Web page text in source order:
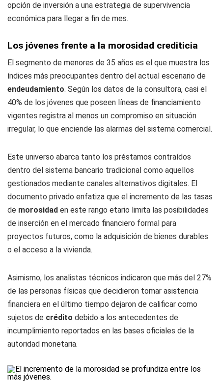
opción de inversión a una estrategia de supervivencia
económica para llegar a fin de mes.
Los jóvenes frente a la morosidad crediticia
El segmento de menores de 35 años es el que muestra los
índices más preocupantes dentro del actual escenario de
endeudamiento. Según los datos de la consultora, casi el
40% de los jóvenes que poseen líneas de financiamiento
vigentes registra al menos un compromiso en situación
irregular, lo que enciende las alarmas del sistema comercial.
Este universo abarca tanto los préstamos contraídos
dentro del sistema bancario tradicional como aquellos
gestionados mediante canales alternativos digitales. El
documento privado enfatiza que el incremento de las tasas
de morosidad en este rango etario limita las posibilidades
de inserción en el mercado financiero formal para
proyectos futuros, como la adquisición de bienes durables
o el acceso a la vivienda.
Asimismo, los analistas técnicos indicaron que más del 27%
de las personas físicas que decidieron tomar asistencia
financiera en el último tiempo dejaron de calificar como
sujetos de crédito debido a los antecedentes de
incumplimiento reportados en las bases oficiales de la
autoridad monetaria.